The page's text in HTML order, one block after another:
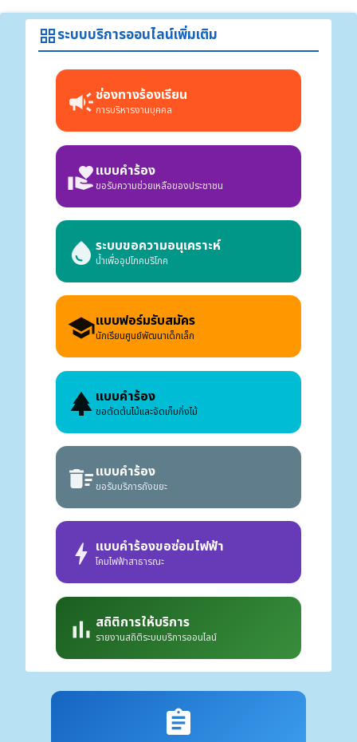
grid_viewระบบบริการออนไลน์เพิ่มเติม
campaignช่องทางร้องเรียน
การบริหารงานบุคคล
volunteer_activismแบบคำร้อง
ขอรับความช่วยเหลือของประชาชน
water_drop ระบบขอความอนุเคราะห์
น้ำเพื่ออุปโภคบริโภค
schoolแบบฟอร์มรับสมัคร
นักเรียนศูนย์พัฒนาเด็กเล็ก
park แบบคำร้อง
ขอตัดต้นไม้และจัดเก็บกิ่งไม้
delete_sweepแบบคำร้อง
ขอรับบริการถังขยะ
boltแบบคำร้องขอซ่อมไฟฟ้า
โคมไฟฟ้าสาธารณะ
bar_chart สถิติการให้บริการ
รายงานสถิติระบบบริการออนไลน์
assignment